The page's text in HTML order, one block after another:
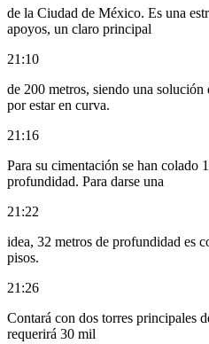
de la Ciudad de México. Es una
apoyos, un claro principal
21:10
de 200 metros, siendo una
por estar en curva.
21:16
Para su cimentación se han colado
profundidad. Para darse una
21:22
idea, 32 metros de profundidad es
pisos.
21:26
Contará con dos torres principales
requerirá 30 mil